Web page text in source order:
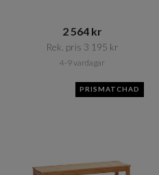
2 564 kr​​
Rek. pris 3 195 kr​​
4-9 vardagar
PRISMATCHAD